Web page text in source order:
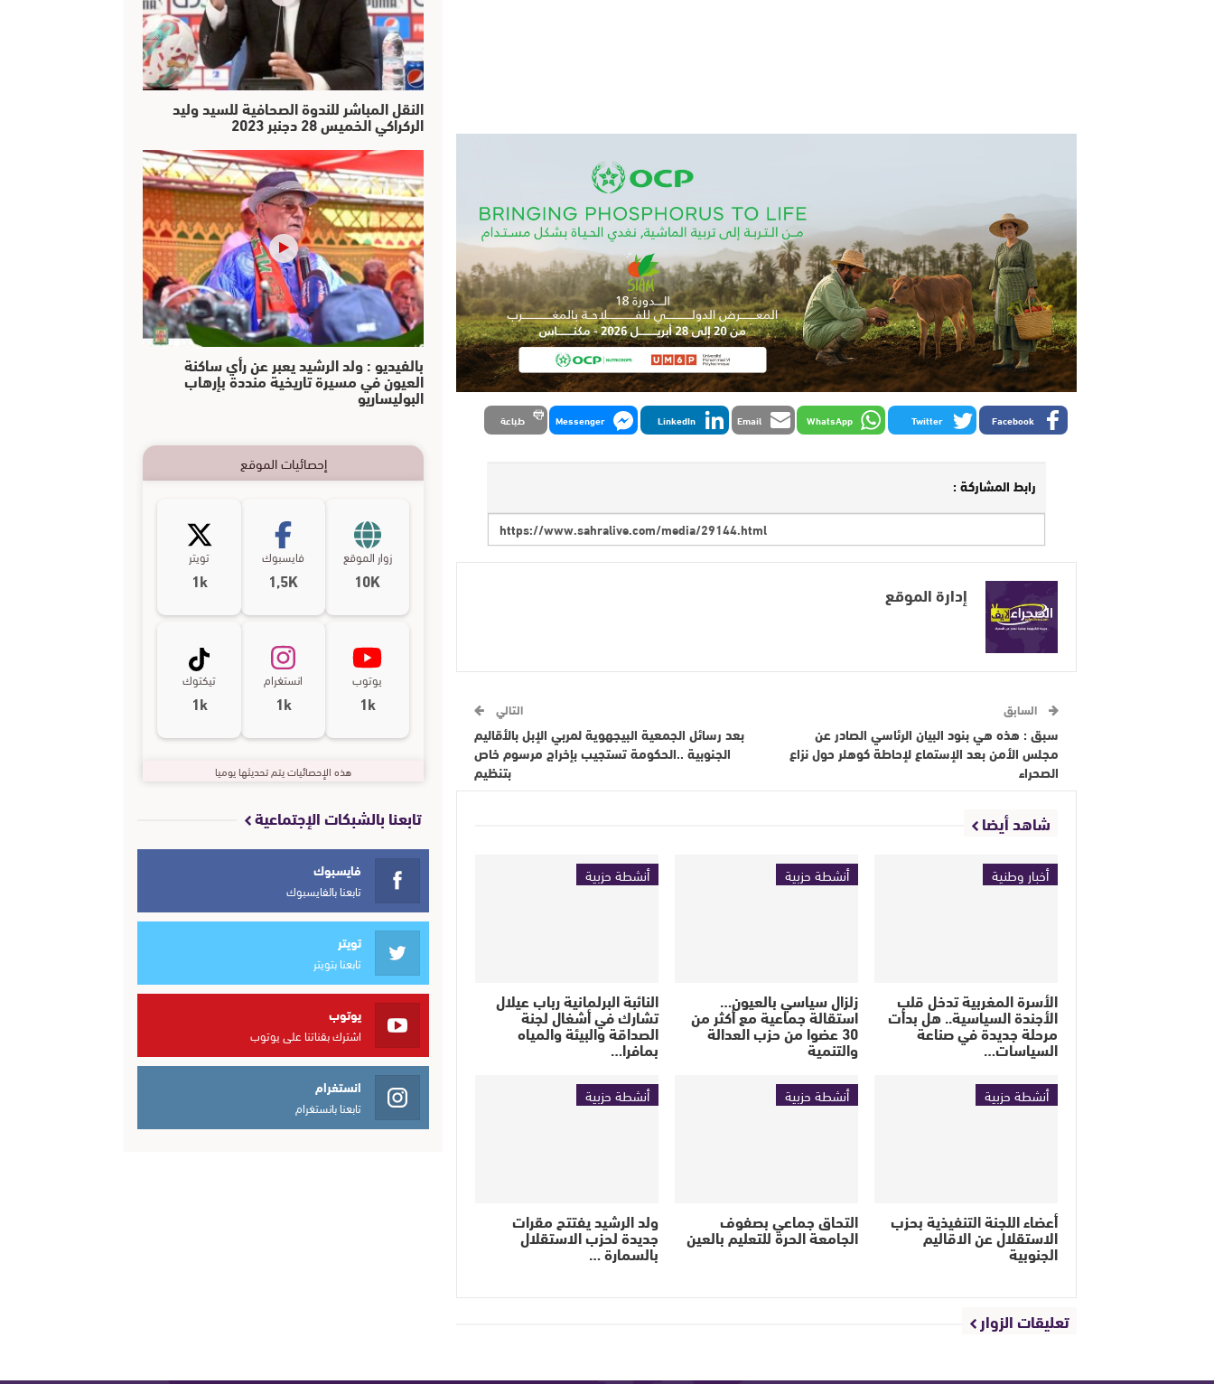
Facebook
Twitter
WhatsApp
Email
LinkedIn
Messenger طباعة
رابط المشاركة :
إدارة الموقع
السابق
سبق : هذه هي بنود البيان الرئاسي الصادر عن
مجلس الأمن بعد الإستماع لإحاطة كوهلر حول نزاع
الصحراء
التالي
بعد رسائل الجمعية البيجهوية لمربي الإبل بالأقاليم
الجنوبية ..الحكومة تستجيب بإخراج مرسوم خاص
بتنظيم
شاهد أيضا
أخبار وطنية
الأسرة المغربية تدخل قلب
الأجندة السياسية.. هل بدأت
مرحلة جديدة في صناعة
السياسات…
أنشطة حزبية
زلزال سياسي بالعيون…
استقالة جماعية مع أكثر من
30 عضوا من حزب العدالة
والتنمية
أنشطة حزبية
النائبة البرلمانية رباب عيلال
تشارك في أشغال لجنة
الصداقة والبيئة والمياه
بمافرا…
أنشطة حزبية
أعضاء اللجنة التنفيذية بحزب
الاستقلال عن الاقاليم
الجنوبية
أنشطة حزبية
التحاق جماعي بصفوف
الجامعة الحرة للتعليم بالعين
أنشطة حزبية
ولد الرشيد يفتتح مقرات
جديدة لحزب الاستقلال
بالسمارة …
تعليقات الزوار
النقل المباشر للندوة الصحافية للسيد وليد
الركراكي الخميس 28 دجنبر 2023
بالفيديو : ولد الرشيد يعبر عن رأي ساكنة
العيون في مسيرة تاريخية منددة بإرهاب
البوليساريو
إحصائيات الموقع
زوار الموقع
10K
فايسبوك
1,5K
تويتر
1k
يوتوب
1k
انستغرام
1k
تيكتوك
1k
هذه الإحصائيات يتم تحديثها يوميا
تابعنا بالشبكات الإجتماعية
فايسبوك
تابعنا بالفايسبوك
تويتر
تابعنا بتويتر
يوتوب
اشترك بقناتنا على يوتوب
انستغرام
تابعنا بانستغرام